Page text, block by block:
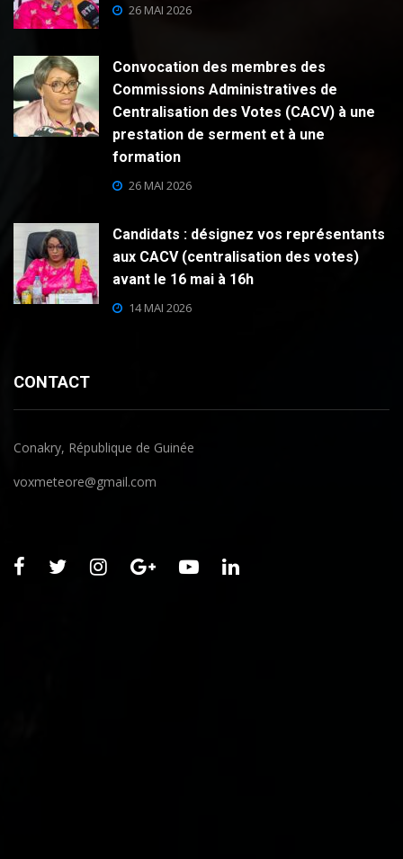
26 MAI 2026
Convocation des membres des
Commissions Administratives de
Centralisation des Votes (CACV) à une
prestation de serment et à une
formation
26 MAI 2026
Candidats : désignez vos représentants
aux CACV (centralisation des votes)
avant le 16 mai à 16h
14 MAI 2026
CONTACT
Conakry, République de Guinée
voxmeteore@gmail.com